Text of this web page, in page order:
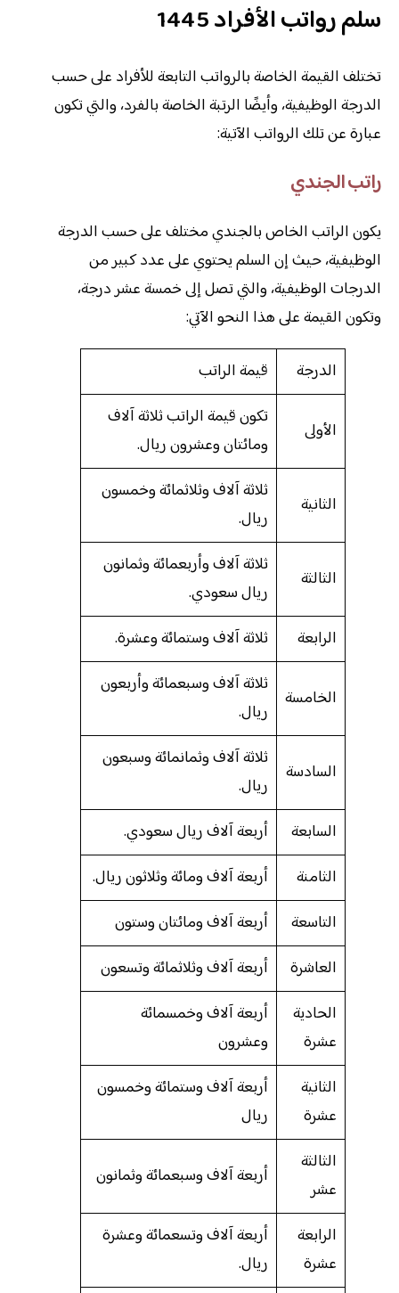
سلم رواتب الأفراد 1445
تختلف القيمة الخاصة بالرواتب التابعة للأفراد على حسب
الدرجة الوظيفية، وأيضًا الرتبة الخاصة بالفرد، والتي تكون
عبارة عن تلك الرواتب الآتية:
راتب الجندي
يكون الراتب الخاص بالجندي مختلف على حسب الدرجة
الوظيفية، حيث إن السلم يحتوي على عدد كبير من
الدرجات الوظيفية، والتي تصل إلى خمسة عشر درجة،
وتكون القيمة على هذا النحو الآتي:
الدرجة
قيمة الراتب
الأولى
تكون قيمة الراتب ثلاثة آلاف
ومائتان وعشرون ريال.
الثانية
ثلاثة آلاف وثلاثمائة وخمسون
ريال.
الثالثة
ثلاثة آلاف وأربعمائة وثمانون
ريال سعودي.
الرابعة
ثلاثة آلاف وستمائة وعشرة.
الخامسة
ثلاثة آلاف وسبعمائة وأربعون
ريال.
السادسة
ثلاثة آلاف وثمانمائة وسبعون
ريال.
السابعة
أربعة آلاف ريال سعودي.
الثامنة
أربعة آلاف ومائة وثلاثون ريال.
التاسعة
أربعة آلاف ومائتان وستون
العاشرة
أربعة آلاف وثلاثمائة وتسعون
الحادية
عشرة
أربعة آلاف وخمسمائة
وعشرون
الثانية
عشرة
أربعة آلاف وستمائة وخمسون
ريال
الثالثة
عشر
أربعة آلاف وسبعمائة وثمانون
الرابعة
عشرة
أربعة آلاف وتسعمائة وعشرة
ريال.